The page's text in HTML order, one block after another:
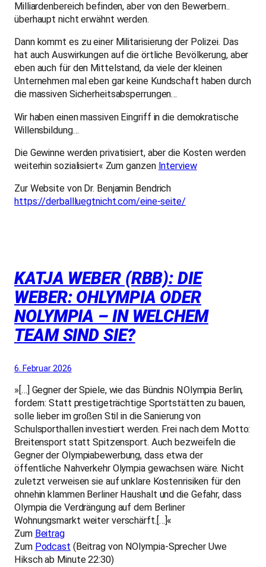
Milliardenbereich befinden, aber von den Bewerbern..
überhaupt nicht erwähnt werden.
Dann kommt es zu einer Militarisierung der Polizei. Das
hat auch Auswirkungen auf die örtliche Bevölkerung, aber
eben auch für den Mittelstand, da viele der kleinen
Unternehmen mal eben gar keine Kundschaft haben durch
die massiven Sicherheitsabsperrungen…
Wir haben einen massiven Eingriff in die demokratische
Willensbildung…
Die Gewinne werden privatisiert, aber die Kosten werden
weiterhin sozialisiert« Zum ganzen Interview
Zur Website von Dr. Benjamin Bendrich
https://derballluegtnicht.com/eine-seite/
KATJA WEBER (RBB): DIE
WEBER: OHLYMPIA ODER
NOLYMPIA – IN WELCHEM
TEAM SIND SIE?
6. Februar 2026
»[…] Gegner der Spiele, wie das Bündnis NOlympia Berlin,
fordern: Statt prestigeträchtige Sportstätten zu bauen,
solle lieber im großen Stil in die Sanierung von
Schulsporthallen investiert werden. Frei nach dem Motto:
Breitensport statt Spitzensport. Auch bezweifeln die
Gegner der Olympiabewerbung, dass etwa der
öffentliche Nahverkehr Olympia gewachsen wäre. Nicht
zuletzt verweisen sie auf unklare Kostenrisiken für den
ohnehin klammen Berliner Haushalt und die Gefahr, dass
Olympia die Verdrängung auf dem Berliner
Wohnungsmarkt weiter verschärft.[…]«
Zum Beitrag
Zum Podcast (Beitrag von NOlympia-Sprecher Uwe
Hiksch ab Minute 22:30)